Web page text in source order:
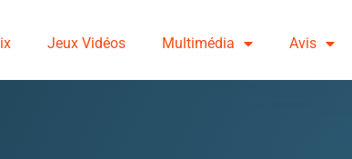
Jeux Vidéos Multimédia Avis